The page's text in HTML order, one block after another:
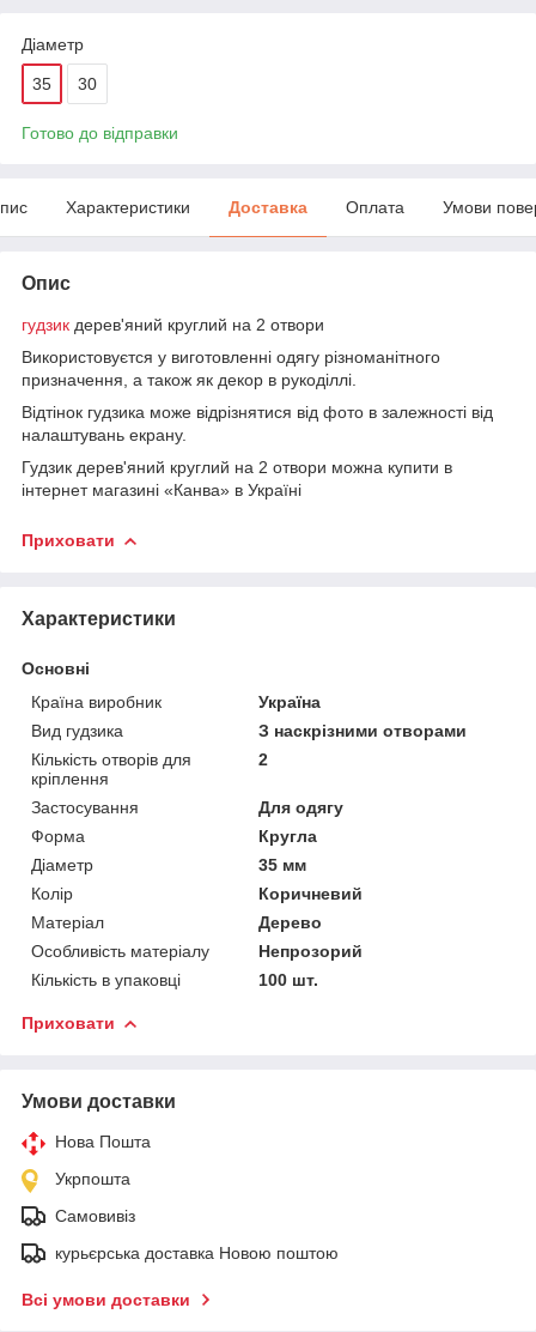
Діаметр
35 30
Готово до відправки
Характеристики Доставка Оплата Умови
Опис
гудзик дерев'яний круглий на 2 отвори
Використовуєтся у виготовленні одягу різноманітного
призначення, а також як декор в рукоділлі.
Відтінок гудзика може відрізнятися від фото в залежності від
налаштувань екрану.
Гудзик дерев'яний круглий на 2 отвори можна купити в
інтернет магазині «Канва» в Україні
Приховати
Характеристики
Основні
Країна виробник
Україна
Вид гудзика
З наскрізними отворами
Кількість отворів для
кріплення
2
Застосування
Для одягу
Форма
Кругла
Діаметр
35 мм
Колір
Коричневий
Матеріал
Дерево
Особливість матеріалу
Непрозорий
Кількість в упаковці
100 шт.
Приховати
Умови доставки
Нова Пошта
Укрпошта
Самовивіз
курьєрська доставка Новою поштою
Всі умови доставки